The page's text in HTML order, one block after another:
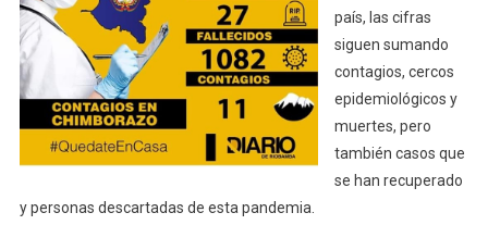
país, las cifras
siguen sumando
contagios, cercos
epidemiológicos y
muertes, pero
también casos que
se han recuperado
y personas descartadas de esta pandemia.